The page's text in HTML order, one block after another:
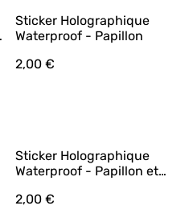
Sticker Holographique
Waterproof - Papillon
2,00 €
Sticker Holographique
Waterproof - Papillon et
2,00 €